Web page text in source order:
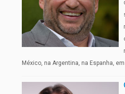
México, na Argentina, na Espanha,